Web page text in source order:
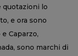
quotazioni lo
e ora sono
Caparzo,
sono marchi di